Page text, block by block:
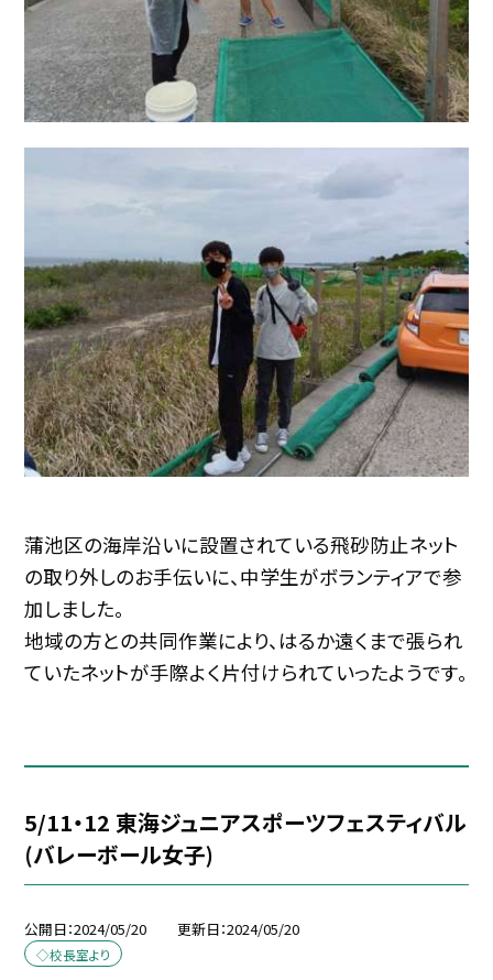
蒲池区の海岸沿いに設置されている飛砂防止ネット
の取り外しのお手伝いに、中学生がボランティアで参
加しました。
地域の方との共同作業により、はるか遠くまで張られ
ていたネットが手際よく片付けられていったようです。
5/11・12 東海ジュニアスポーツフェスティバル
(バレーボール女子)
公開日 2024/05/20 更新日 2024/05/20
◇校長室より